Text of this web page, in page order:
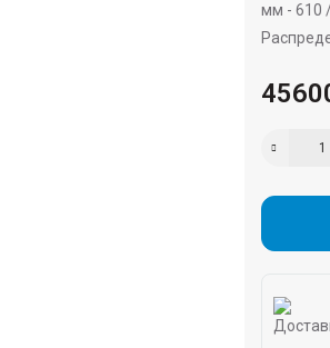
мм - 610